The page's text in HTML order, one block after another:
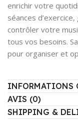
enrichir votre
séances
contrôler votre
tous vos besoins.
pour organiser et
INFORMATIONS
AVIS (0)
SHIPPING &